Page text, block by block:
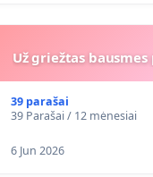
Už griežtas
39 parašai
39 Parašai / 12 mėnesiai
6 Jun 2026